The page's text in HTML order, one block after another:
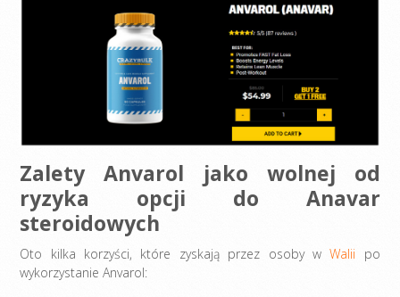
Zalety Anvarol jako wolnej od
ryzyka opcji do Anavar
steroidowych
Oto kilka korzyści, które zyskają przez osoby wWalii po
wykorzystanie Anvarol: